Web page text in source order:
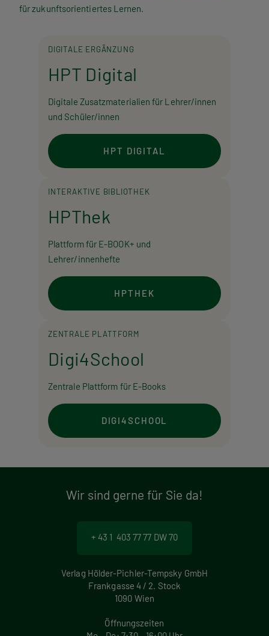
für zukunftsorientiertes Lernen.
DIGITALE ERGÄNZUNG
HPT Digital
Digitale Zusatzmaterialien für Lehrer/innen
und Schüler/innen
HPT DIGITAL
INTERAKTIVE BIBLIOTHEK
HPThek
Plattform für E-BOOK+ und
Lehrer/innenhefte
HPTHEK
ZENTRALE PLATTFORM
Digi4School
Zentrale Plattform für E-Books
DIGI4SCHOOL
Wir sind gerne für Sie da!
+ 43 1 403 77 77 DW 70
Verlag Hölder-Pichler-Tempsky GmbH
Frankgasse 4 / 2. Stock
1090 Wien
Öffnungszeiten